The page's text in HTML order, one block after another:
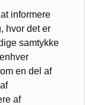
informere
hvor det er
samtykke
en del af
af